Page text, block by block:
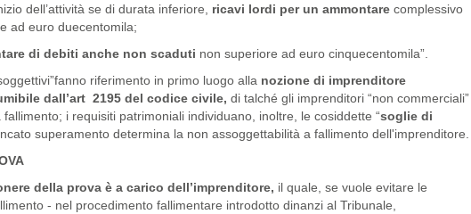
dell’attività se di durata inferiore, ricavi lordi per un ammontare complessivo
ad euro duecentomila;
di debiti anche non scaduti non superiore ad euro cinquecentomila”.
riferimento in primo luogo alla nozione di imprenditore
dall’art 2195 del codice civile, di talché gli imprenditori “non commerciali”
i requisiti patrimoniali individuano, inoltre, le cosiddette “soglie di
superamento determina la non assoggettabilità a fallimento dell'imprenditore.
della prova è a carico dell’imprenditore, il quale, se vuole evitare le
- nel procedimento fallimentare introdotto dinanzi al Tribunale,